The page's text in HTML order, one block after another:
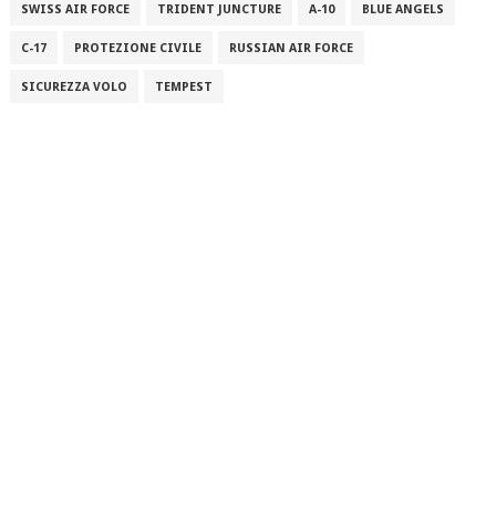
SWISS AIR FORCE TRIDENT JUNCTURE A-10 BLUE ANGELS
C-17 PROTEZIONE CIVILE RUSSIAN AIR FORCE
SICUREZZA VOLO TEMPEST